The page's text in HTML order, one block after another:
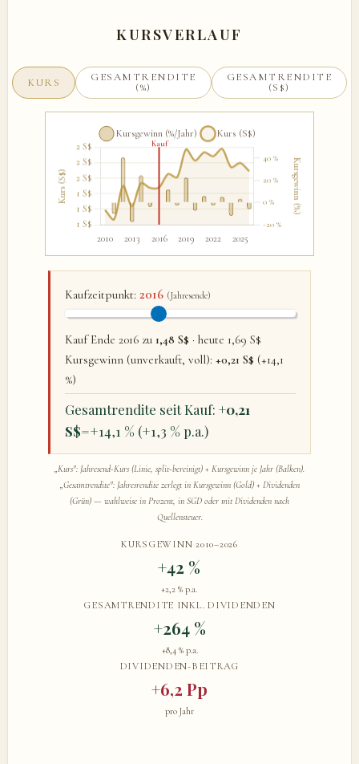
KURSVERLAUF
KURS
GESAMTRENDITE
(%)
GESAMTRENDITE
(S$)
Kaufzeitpunkt: 2016 (Jahresende)
Kauf Ende 2016 zu 1,48 S$ · heute 1,69 S$
Kursgewinn (unverkauft, voll): +0,21 S$ (+14,1
%)
Gesamtrendite seit Kauf: +0,21
S$=+14,1 % (+1,3 % p.a.)
„Kurs": Jahresend-Kurs (Linie, split-bereinigt) + Kursgewinn je Jahr (Balken).
„Gesamtrendite": Jahresrendite zerlegt in Kursgewinn (Gold) + Dividenden
(Grün) — wahlweise in Prozent, in SGD oder mit Dividenden nach
Quellensteuer.
KURSGEWINN 2010–2026
+42 %
+2,2 % p.a.
GESAMTRENDITE INKL. DIVIDENDEN
+264 %
+8,4 % p.a.
DIVIDENDEN-BEITRAG
+6,2 Pp
pro Jahr